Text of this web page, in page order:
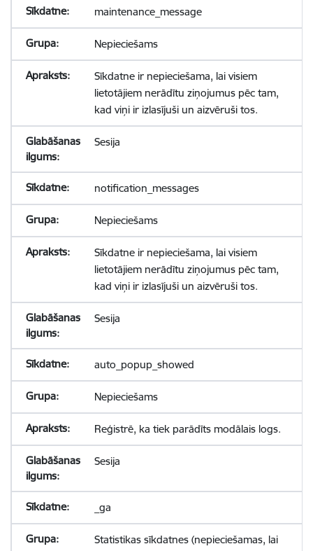
maintenance_message
Nepieciešams
Sīkdatne ir nepieciešama, lai visiem
lietotājiem nerādītu ziņojumus pēc tam,
kad viņi ir izlasījuši un aizvēruši tos.
Sesija
notification_messages
Nepieciešams
Sīkdatne ir nepieciešama, lai visiem
lietotājiem nerādītu ziņojumus pēc tam,
kad viņi ir izlasījuši un aizvēruši tos.
Sesija
auto_popup_showed
Nepieciešams
Reģistrē, ka tiek parādīts modālais logs.
Sesija
_ga
Statistikas sīkdatnes (nepieciešamas, lai